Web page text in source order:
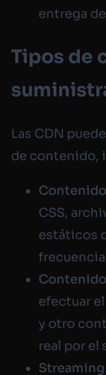
entrega
Tipos de
Las CDN
de contenido,
CSS,
estáticos
efectuar
y otro
real por el